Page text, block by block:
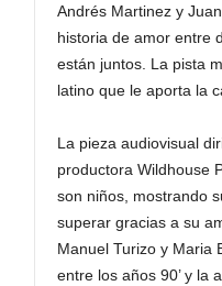
Andrés Martinez y
historia de amor entre
están juntos. La pista
latino que le aporta la
La pieza audiovisual
productora Wildhouse
son niños, mostrando
superar gracias a su
Manuel Turizo y Maria
entre los años 90’ y la